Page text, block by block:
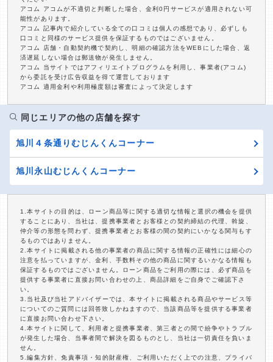
アコム アコムが不適切と判断した場合、金利0円サービスが適用されない可
能性があります。
アコム 記事内で紹介している全ての口コミは個人の感想であり、必ずしも
口コミと同様のサービス提供を保証するものではございません。
アコム 店舗・自動契約機で契約し、明細の確認方法をWEBにした場合、返
済遅延しない場合は郵送物が発生しません。
アコム 当サイトではアフィリエイトプログラムを利用し、事業者(アコム)
から委託を受け広告収益を得て運営しております
アコム 適用金利や利用極度額は審査によって決定します
同じエリアの他の店舗を探す
旭川４条通りむじんくんコーナー
旭川永山むじんくんコーナー
1.本サイトの目的は、ローン商品等に関する適切な情報と選択の機会を提供
することにあり、当社は、提携事業者とお客様との契約締結の代理、斡旋、
仲介等の形態を問わず、提携事業者とお客様の間の契約にいかなる関与もす
るものではありません。
2.本サイトに掲載される他の事業者の商品に関する情報の正確性には細心の
注意を払っていますが、金利、手数料その他の商品に関するいかなる情報も
保証するものではございません。ローン商品をご利用の際には、必ず商品を
提供する事業者に直接お問い合わせの上、商品詳細をご自身でご確認下さ
い。
3.当社及び当社アドバイザーでは、本サイトに掲載される商品やサービス等
についてのご質問には回答致しかねますので、当該商品等を提供する事業者
に直接お問い合わせ下さい。
4.本サイトに関して、利用者と提携事業者、第三者との間で紛争やトラブル
が発生した場合、当事者間で解決を図るものとし、当社は一切責任を負いま
せん。
5.編集方針、免責事項・知的財産権、ご利用いただく上での注意、プライバ